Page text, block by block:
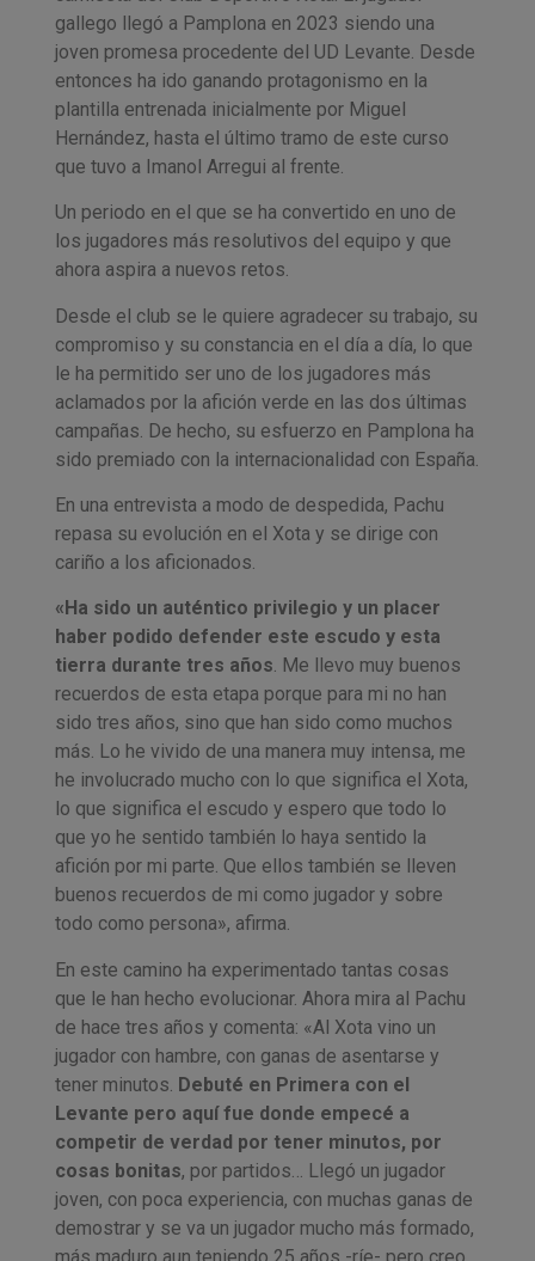
gallego llegó a Pamplona en 2023 siendo una
joven promesa procedente del UD Levante. Desde
entonces ha ido ganando protagonismo en la
plantilla entrenada inicialmente por Miguel
Hernández, hasta el último tramo de este curso
que tuvo a Imanol Arregui al frente.
Un periodo en el que se ha convertido en uno de
los jugadores más resolutivos del equipo y que
ahora aspira a nuevos retos.
Desde el club se le quiere agradecer su trabajo, su
compromiso y su constancia en el día a día, lo que
le ha permitido ser uno de los jugadores más
aclamados por la afición verde en las dos últimas
campañas. De hecho, su esfuerzo en Pamplona ha
sido premiado con la internacionalidad con España.
En una entrevista a modo de despedida, Pachu
repasa su evolución en el Xota y se dirige con
cariño a los aficionados.
«Ha sido un auténtico privilegio y un placer
haber podido defender este escudo y esta
tierra durante tres años. Me llevo muy buenos
recuerdos de esta etapa porque para mi no han
sido tres años, sino que han sido como muchos
más. Lo he vivido de una manera muy intensa, me
he involucrado mucho con lo que significa el Xota,
lo que significa el escudo y espero que todo lo
que yo he sentido también lo haya sentido la
afición por mi parte. Que ellos también se lleven
buenos recuerdos de mi como jugador y sobre
todo como persona», afirma.
En este camino ha experimentado tantas cosas
que le han hecho evolucionar. Ahora mira al Pachu
de hace tres años y comenta: «Al Xota vino un
jugador con hambre, con ganas de asentarse y
tener minutos. Debuté en Primera con el
Levante pero aquí fue donde empecé a
competir de verdad por tener minutos, por
cosas bonitas, por partidos… Llegó un jugador
joven, con poca experiencia, con muchas ganas de
demostrar y se va un jugador mucho más formado,
más maduro aun teniendo 25 años -ríe- pero creo